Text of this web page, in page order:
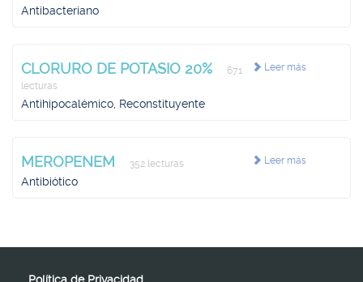
Antibacteriano
Leer más
CLORURO DE POTASIO 20%
671
lecturas
Antihipocalémico, Reconstituyente
Leer más
MEROPENEM 352 lecturas
Antibiótico